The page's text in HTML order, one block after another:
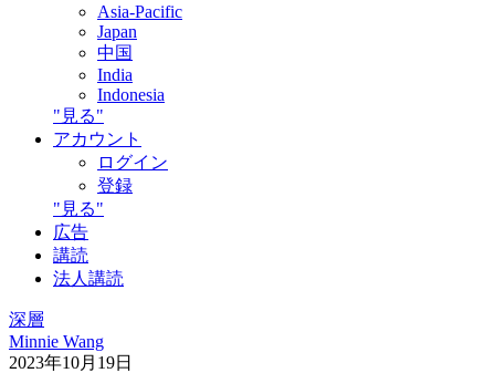
Asia-Pacific
Japan
中国
India
Indonesia
"見る"
アカウント
ログイン
登録
"見る"
広告
講読
法人講読
深層
Minnie Wang
2023年10月19日